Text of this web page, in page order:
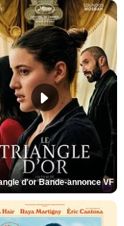
d'or Bande-annonce VF